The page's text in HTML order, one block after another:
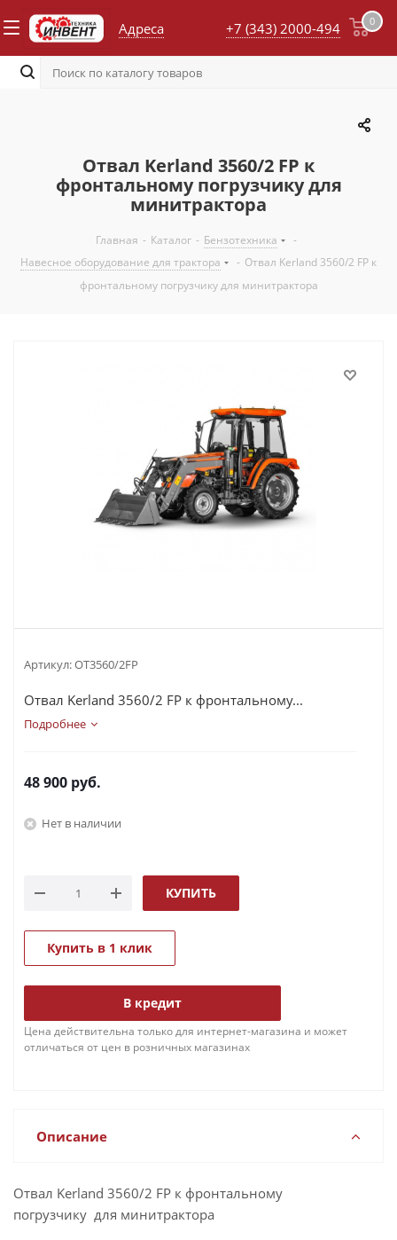
Адреса 0
+7 (343) 2000-494
Отвал Kerland 3560/2 FP к
фронтальному погрузчику для
минитрактора
Главная - Каталог - Бензотехника
-
Навесное оборудование для трактора
- Отвал Kerland 3560/2 FP к
фронтальному погрузчику для минитрактора
Артикул:ОТ3560/2FP
Отвал Kerland 3560/2 FP к фронтальному...
Подробнее
48 900 руб.
Нет в наличии
КУПИТЬ
Купить в 1 клик
В кредит
Цена действительна только для интернет-магазина и может
отличаться от цен в розничных магазинах
Описание
Отвал Kerland 3560/2 FP к фронтальному
погрузчику для минитрактора